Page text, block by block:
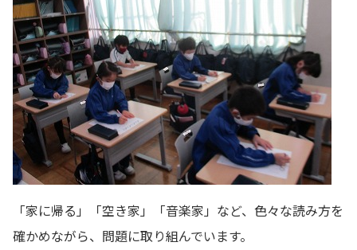
「家に帰る」「空き家」「音楽家」など、色々な読み方を
確かめながら、問題に取り組んでいます。